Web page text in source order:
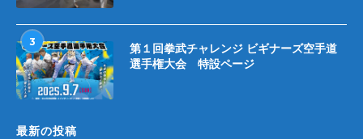
3
第１回拳武チャレンジ ビギナーズ空手道
選手権大会 特設ページ
最新の投稿